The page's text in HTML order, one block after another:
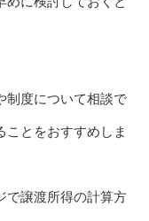
制度について相談で
ことをおすすめしま
で譲渡所得の計算方